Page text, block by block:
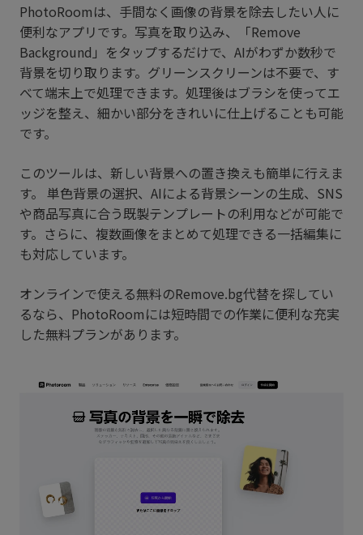
PhotoRoomは、手間なく画像の背景を除去したい人に
便利なアプリです。写真を取り込み、「Remove
Background」をタップするだけで、AIがわずか数秒で
背景を切り取ります。グリーンスクリーンは不要で、す
べて端末上で処理できます。処理後はブラシを使ってエ
ッジを整え、細かい部分をきれいに仕上げることも可能
です。
このツールは、新しい背景への置き換えも簡単に行えま
す。 単色背景の選択、AIによる背景シーンの生成、SNS
や商品写真に合う既製テンプレートの利用などが可能で
す。さらに、複数画像をまとめて処理できる一括編集に
も対応しています。
オンラインで使える無料のRemove.bg代替を探してい
るなら、PhotoRoomには短時間での作業に便利な充実
した無料プランがあります。